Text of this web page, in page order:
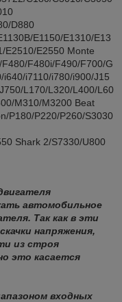
D880
E1150/E1310/E13
E2510/E2550 Monte
F480i/F490/F700/G
i7110/i780/i900/J15
L170/L320/L400/L60
M310/M3200 Beat
P180/P220/P260/S3030
Shark 2/S7330/U800
автомобильное
Так как в эти
напряжения,
из строя
это касается
входных